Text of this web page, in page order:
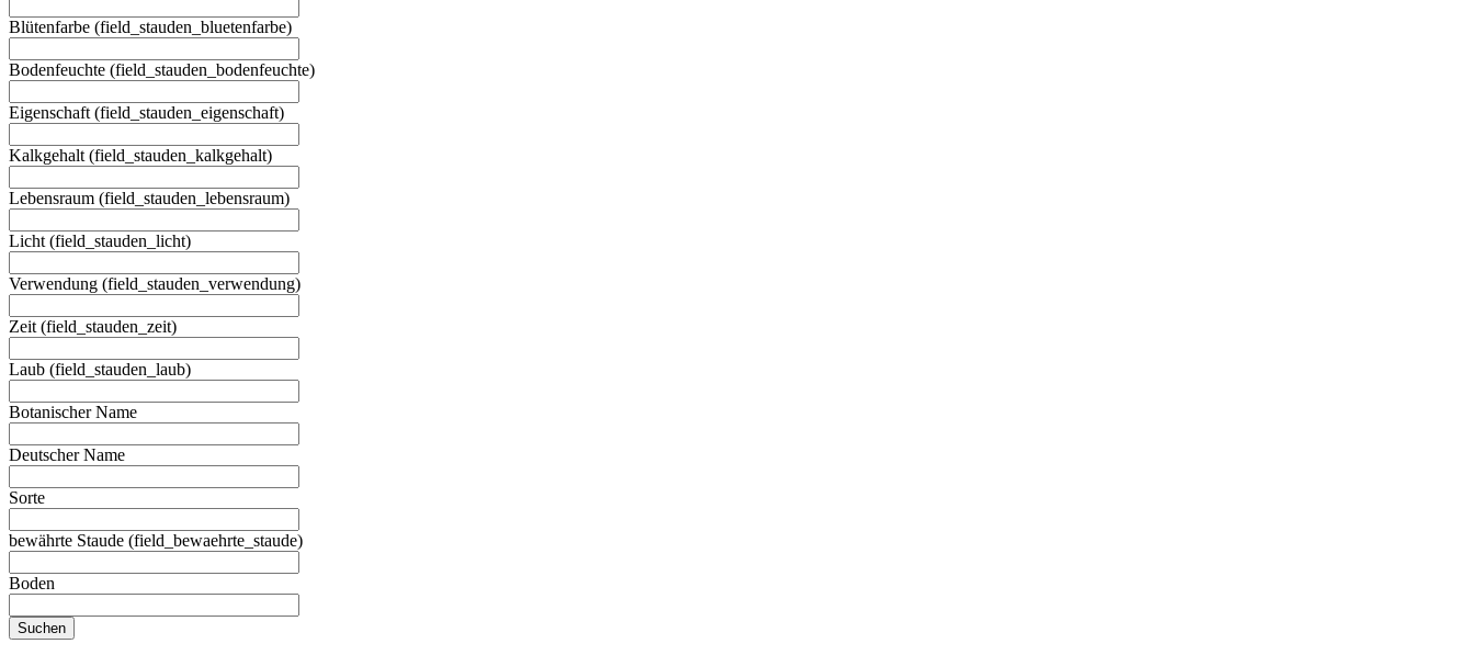
Blütenfarbe (field_stauden_bluetenfarbe)
Bodenfeuchte (field_stauden_bodenfeuchte)
Eigenschaft (field_stauden_eigenschaft)
Kalkgehalt (field_stauden_kalkgehalt)
Lebensraum (field_stauden_lebensraum)
Licht (field_stauden_licht)
Verwendung (field_stauden_verwendung)
Zeit (field_stauden_zeit)
Laub (field_stauden_laub)
Botanischer Name
Deutscher Name
Sorte
bewährte Staude (field_bewaehrte_staude)
Boden